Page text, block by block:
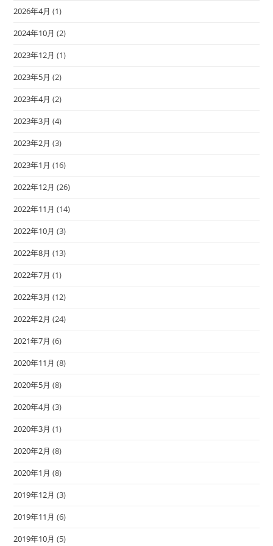
2026年4月 (1)
2024年10月 (2)
2023年12月 (1)
2023年5月 (2)
2023年4月 (2)
2023年3月 (4)
2023年2月 (3)
2023年1月 (16)
2022年12月 (26)
2022年11月 (14)
2022年10月 (3)
2022年8月 (13)
2022年7月 (1)
2022年3月 (12)
2022年2月 (24)
2021年7月 (6)
2020年11月 (8)
2020年5月 (8)
2020年4月 (3)
2020年3月 (1)
2020年2月 (8)
2020年1月 (8)
2019年12月 (3)
2019年11月 (6)
2019年10月 (5)